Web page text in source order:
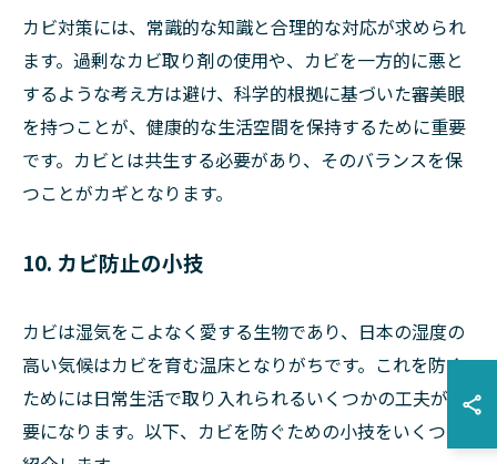
カビ対策には、常識的な知識と合理的な対応が求められ
ます。過剰なカビ取り剤の使用や、カビを一方的に悪と
するような考え方は避け、科学的根拠に基づいた審美眼
を持つことが、健康的な生活空間を保持するために重要
です。カビとは共生する必要があり、そのバランスを保
つことがカギとなります。
10. カビ防止の小技
カビは湿気をこよなく愛する生物であり、日本の湿度の
高い気候はカビを育む温床となりがちです。これを防ぐ
ためには日常生活で取り入れられるいくつかの工夫が必
要になります。以下、カビを防ぐための小技をいくつか